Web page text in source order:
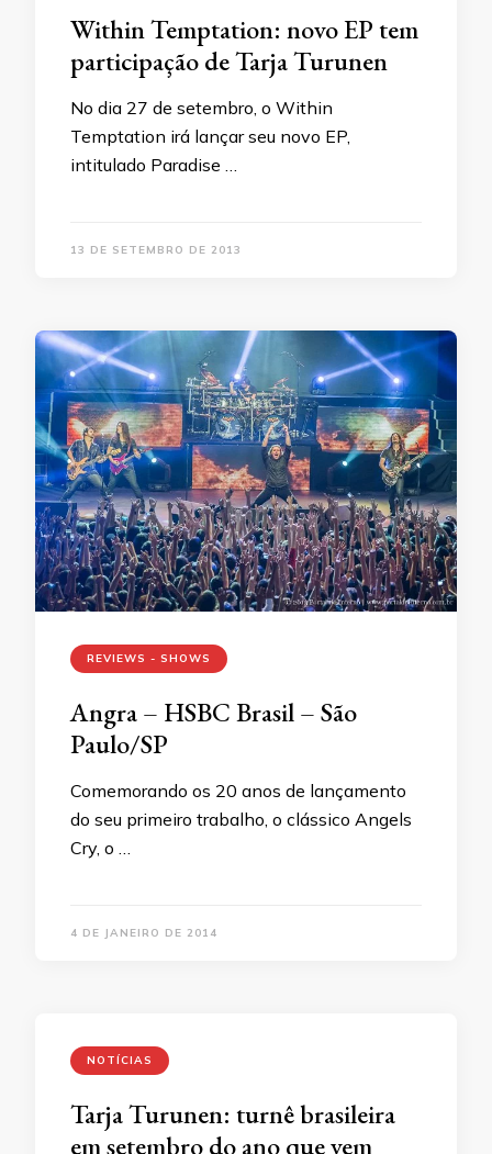
Within Temptation: novo EP tem
participação de Tarja Turunen
No dia 27 de setembro, o Within
Temptation irá lançar seu novo EP,
intitulado Paradise …
13 DE SETEMBRO DE 2013
REVIEWS - SHOWS
Angra – HSBC Brasil – São
Paulo/SP
Comemorando os 20 anos de lançamento
do seu primeiro trabalho, o clássico Angels
Cry, o …
4 DE JANEIRO DE 2014
NOTÍCIAS
Tarja Turunen: turnê brasileira
em setembro do ano que vem